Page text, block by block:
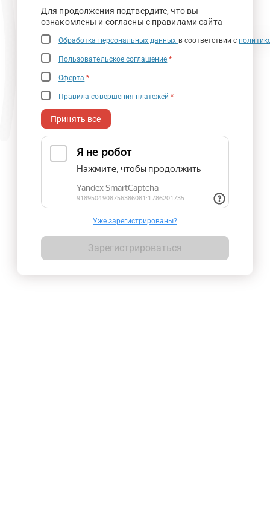
Для продолжения подтвердите, что вы
ознакомлены и согласны с правилами сайта
Обработка персональных данных в соответствии с
Пользовательское соглашение *
Оферта *
Правила совершения платежей *
Принять все
Уже зарегистрированы?
Зарегистрироваться